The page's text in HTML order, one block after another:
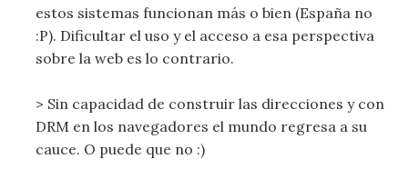
estos sistemas funcionan más o bien (España no
:P). Dificultar el uso y el acceso a esa perspectiva
sobre la web es lo contrario.
> Sin capacidad de construir las direcciones y con
DRM en los navegadores el mundo regresa a su
cauce. O puede que no :)